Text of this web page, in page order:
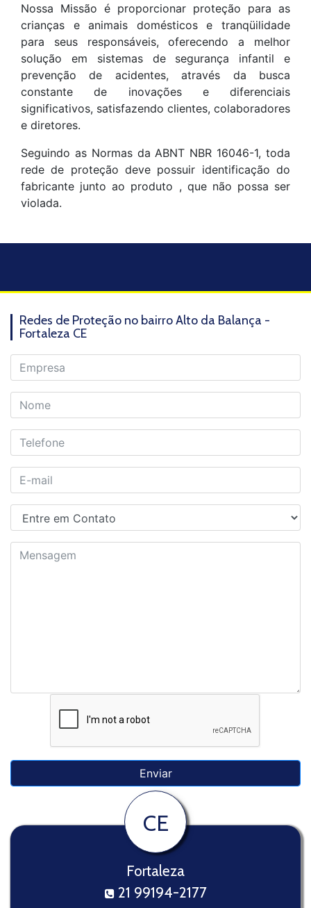
Nossa Missão é proporcionar proteção para as
crianças e animais domésticos e tranqüilidade
para seus responsáveis, oferecendo a melhor
solução em sistemas de segurança infantil e
prevenção de acidentes, através da busca
constante de inovações e diferenciais
significativos, satisfazendo clientes, colaboradores
e diretores.
Seguindo as Normas da ABNT NBR 16046-1, toda
rede de proteção deve possuir identificação do
fabricante junto ao produto , que não possa ser
violada.
Redes de Proteção no bairro Alto da Balança -
Fortaleza CE
CE
Fortaleza
21 99194-2177